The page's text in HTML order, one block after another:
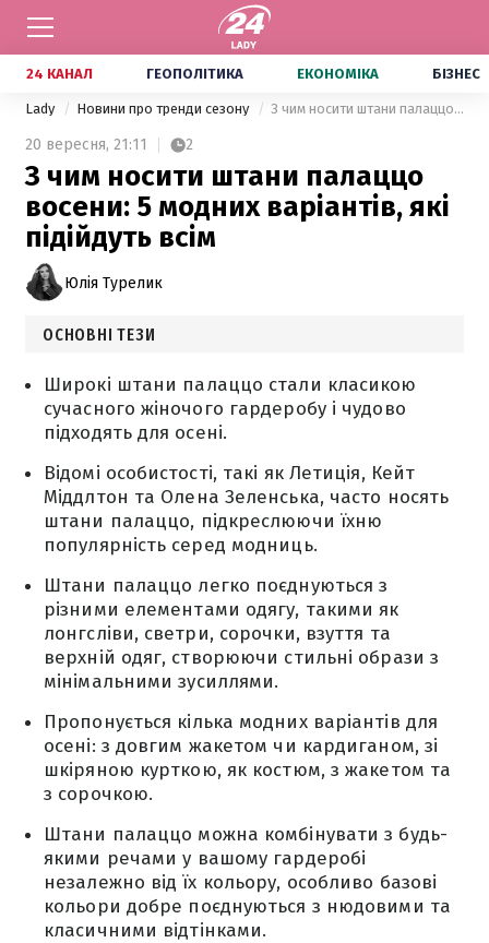
24 КАНАЛ ГЕОПОЛІТИКА ЕКОНОМІКА БІЗНЕС
Lady Новини про тренди сезону З чим носити штани палаццо восени: 5 модних варіантів, які підійдуть всім
20 вересня, 21:11 2
З чим носити штани палаццо
восени: 5 модних варіантів, які
підійдуть всім
Юлія Турелик
ОСНОВНІ ТЕЗИ
Широкі штани палаццо стали класикою
сучасного жіночого гардеробу і чудово
підходять для осені.
Відомі особистості, такі як Летиція, Кейт
Міддлтон та Олена Зеленська, часто носять
штани палаццо, підкреслюючи їхню
популярність серед модниць.
Штани палаццо легко поєднуються з
різними елементами одягу, такими як
лонгсліви, светри, сорочки, взуття та
верхній одяг, створюючи стильні образи з
мінімальними зусиллями.
Пропонується кілька модних варіантів для
осені: з довгим жакетом чи кардиганом, зі
шкіряною курткою, як костюм, з жакетом та
з сорочкою.
Штани палаццо можна комбінувати з будь-
якими речами у вашому гардеробі
незалежно від їх кольору, особливо базові
кольори добре поєднуються з нюдовими та
класичними відтінками.